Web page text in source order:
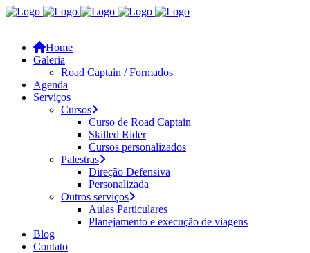
Home
Galeria
Road Captain / Formados
Agenda
Serviços
Cursos
Curso de Road Captain
Skilled Rider
Cursos personalizados
Palestras
Direção Defensiva
Personalizada
Outros serviços
Aulas Particulares
Planejamento e execução de viagens
Blog
Contato